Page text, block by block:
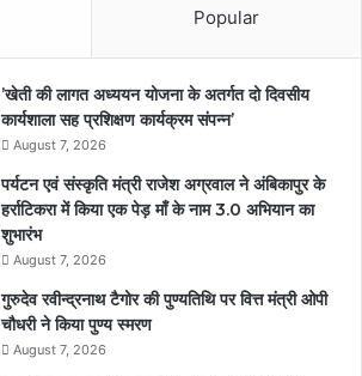
Popular
’खेती की लागत अध्ययन योजना के अतर्गत दो दिवसीय
कार्यशाला सह प्रशिक्षण कार्यक्रम संपन्न’
August 7, 2026
पर्यटन एवं संस्कृति मंत्री राजेश अग्रवाल ने अंबिकापुर के
हर्राटिकरा में किया एक पेड़ माँ के नाम 3.0 अभियान का
शुभारंभ
August 7, 2026
गुरुदेव रवीन्द्रनाथ टैगोर की पुण्यतिथि पर वित्त मंत्री ओपी
चौधरी ने किया पुण्य स्मरण
August 7, 2026